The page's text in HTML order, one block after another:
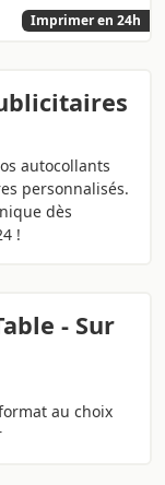
Imprimer en 24h
autocollants
personnalisés.
dès
!
- Sur
au choix